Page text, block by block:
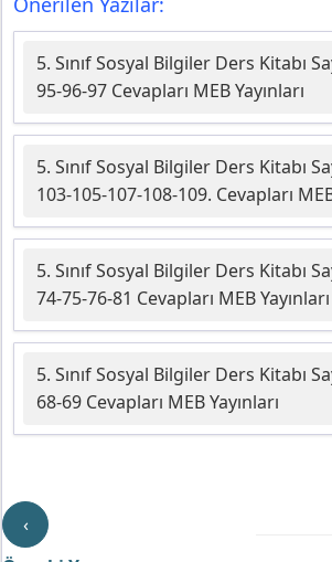
5. Sınıf Sosyal Bilgiler Ders Kitabı
95-96-97 Cevapları MEB Yayınları
5. Sınıf Sosyal Bilgiler Ders Kitabı
103-105-107-108-109. Cevapları
5. Sınıf Sosyal Bilgiler Ders Kitabı
74-75-76-81 Cevapları MEB Yayınları
5. Sınıf Sosyal Bilgiler Ders Kitabı
68-69 Cevapları MEB Yayınları
‹